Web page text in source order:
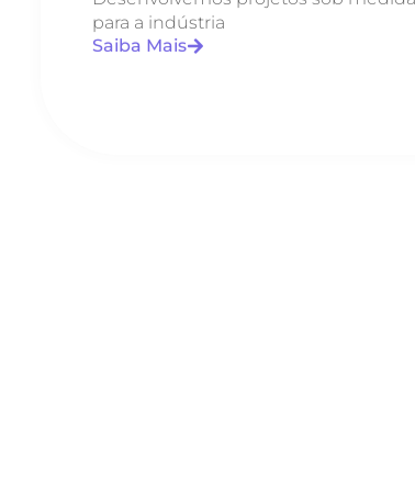
para a indústria
Saiba Mais